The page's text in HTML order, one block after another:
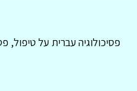
פסיכולוגיה עברית על טיפול,